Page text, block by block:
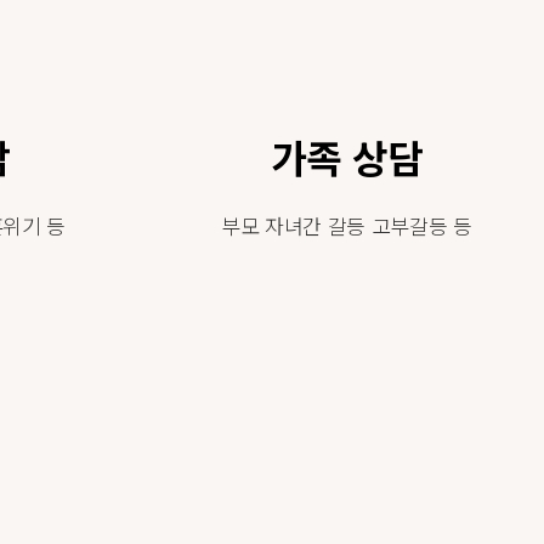
기 등
가족 상담
부모 자녀간 갈등 고부갈등 등